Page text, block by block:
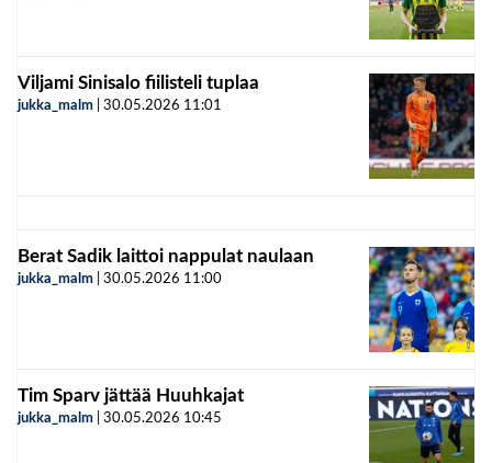
Viljami Sinisalo fiilisteli tuplaa
jukka_malm 30.05.2026 11:01
Berat Sadik laittoi nappulat naulaan
jukka_malm 30.05.2026 11:00
Tim Sparv jättää Huuhkajat
jukka_malm 30.05.2026 10:45